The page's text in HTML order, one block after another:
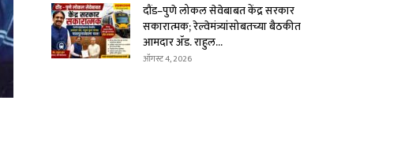
दौंड–पुणे लोकल सेवेबाबत केंद्र सरकार
सकारात्मक; रेल्वेमंत्र्यांसोबतच्या बैठकीत
आमदार ॲड. राहुल...
ऑगस्ट 4, 2026